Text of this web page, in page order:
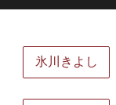
氷川きよし